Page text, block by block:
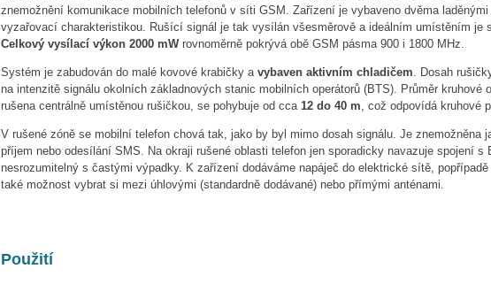
znemožnění komunikace mobilních telefonů v síti GSM. Zařízení je vybaveno dvěma
vyzařovací charakteristikou. Rušící signál je tak vysílán všesměrově a ideálním umístěním je
Celkový vysílací výkon 2000 mWrovnoměrně pokrývá obě GSM pásma 900 i 1800 MHz.
Systém je zabudován do malé kovové krabičky a vybaven aktivním chladičem. Dosah
na intenzitě signálu okolních základnových stanic mobilních operátorů (BTS). Průměr kruhové
rušena centrálně umístěnou rušičkou, se pohybuje od cca 12 do 40 m, což odpovídá kruhové
V rušené zóně se mobilní telefon chová tak, jako by byl mimo dosah signálu. Je znemožněna
příjem nebo odesílání SMS. Na okraji rušené oblasti telefon jen sporadicky navazuje spojení s
nesrozumitelný s častými výpadky. K zařízení dodáváme napáječ do elektrické sítě,
také možnost vybrat si mezi úhlovými (standardně dodávané) nebo přímými anténami.
Použití